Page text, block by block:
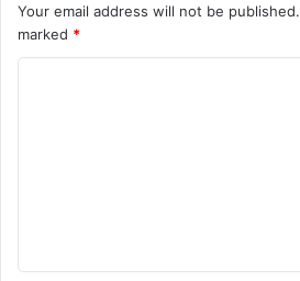
Your email address will not be published.
marked *
t